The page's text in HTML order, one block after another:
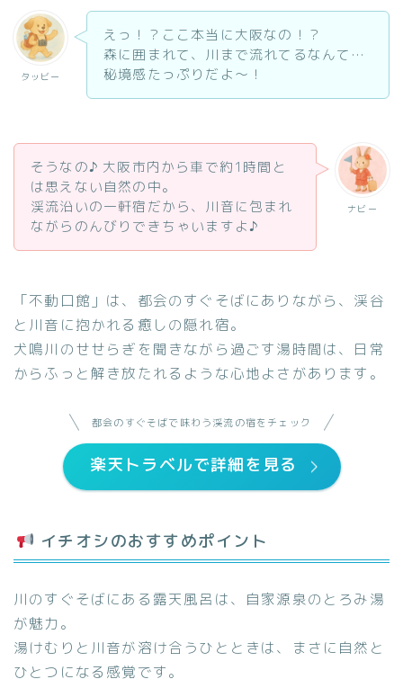
タッビー
えっ！？ここ本当に大阪なの！？
森に囲まれて、川まで流れてるなんて…
秘境感たっぷりだよ〜！
ナビー
そうなの♪ 大阪市内から車で約1時間と
は思えない自然の中。
渓流沿いの一軒宿だから、川音に包まれ
ながらのんびりできちゃいますよ♪
「不動口館」は、都会のすぐそばにありながら、渓谷
と川音に抱かれる癒しの隠れ宿。
犬鳴川のせせらぎを聞きながら過ごす湯時間は、日常
からふっと解き放たれるような心地よさがあります。
都会のすぐそばで味わう渓流の宿をチェック
楽天トラベルで詳細を見る
イチオシのおすすめポイント
川のすぐそばにある露天風呂は、自家源泉のとろみ湯
が魅力。
湯けむりと川音が溶け合うひとときは、まさに自然と
ひとつになる感覚です。